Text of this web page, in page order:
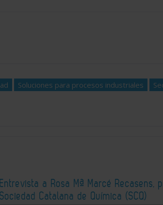
Soluciones para procesos industriales
Entrevista a Rosa Mª Marcé Recasens,
Sociedad Catalana de Química (SCQ)